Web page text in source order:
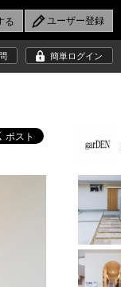
簡単ログイン